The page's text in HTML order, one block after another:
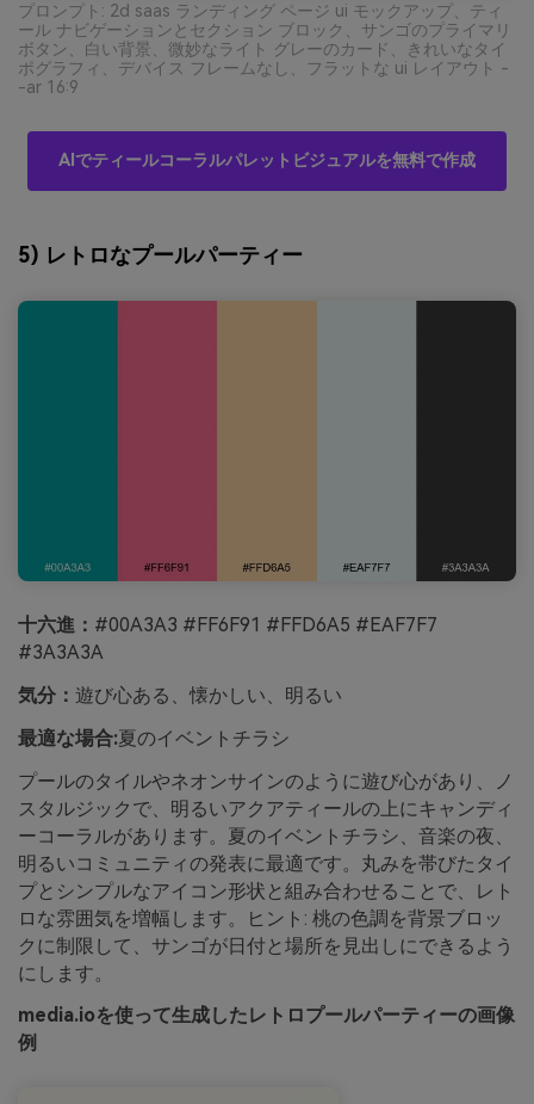
プロンプト: 2d saas ランディング ページ ui モックアップ、ティ
ール ナビゲーションとセクション ブロック、サンゴのプライマリ
ボタン、白い背景、微妙なライト グレーのカード、きれいなタイ
ポグラフィ、デバイス フレームなし、フラットな ui レイアウト -
-ar 16:9
AIでティールコーラルパレットビジュアルを無料で作成
5) レトロなプールパーティー
十六進： #00A3A3 #FF6F91 #FFD6A5 #EAF7F7
#3A3A3A
気分： 遊び心ある、懐かしい、明るい
最適な場合:夏のイベントチラシ
プールのタイルやネオンサインのように遊び心があり、ノ
スタルジックで、明るいアクアティールの上にキャンディ
ーコーラルがあります。夏のイベントチラシ、音楽の夜、
明るいコミュニティの発表に最適です。丸みを帯びたタイ
プとシンプルなアイコン形状と組み合わせることで、レト
ロな雰囲気を増幅します。ヒント: 桃の色調を背景ブロッ
クに制限して、サンゴが日付と場所を見出しにできるよう
にします。
media.ioを使って生成したレトロプールパーティーの画像
例